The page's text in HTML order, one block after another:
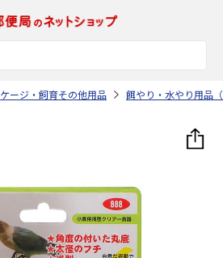
ケージ・飼育その他用品 餌やり・水やり用品